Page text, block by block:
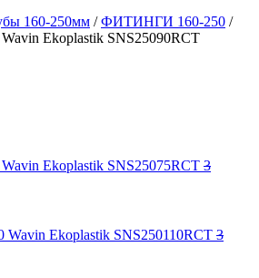
160-250мм /ФИТИНГИ 160-250 /
Ekoplastik SNS25090RCT
Ekoplastik SNS25075RCT 3
₽.
Wavin Ekoplastik SNS250110RCT 3